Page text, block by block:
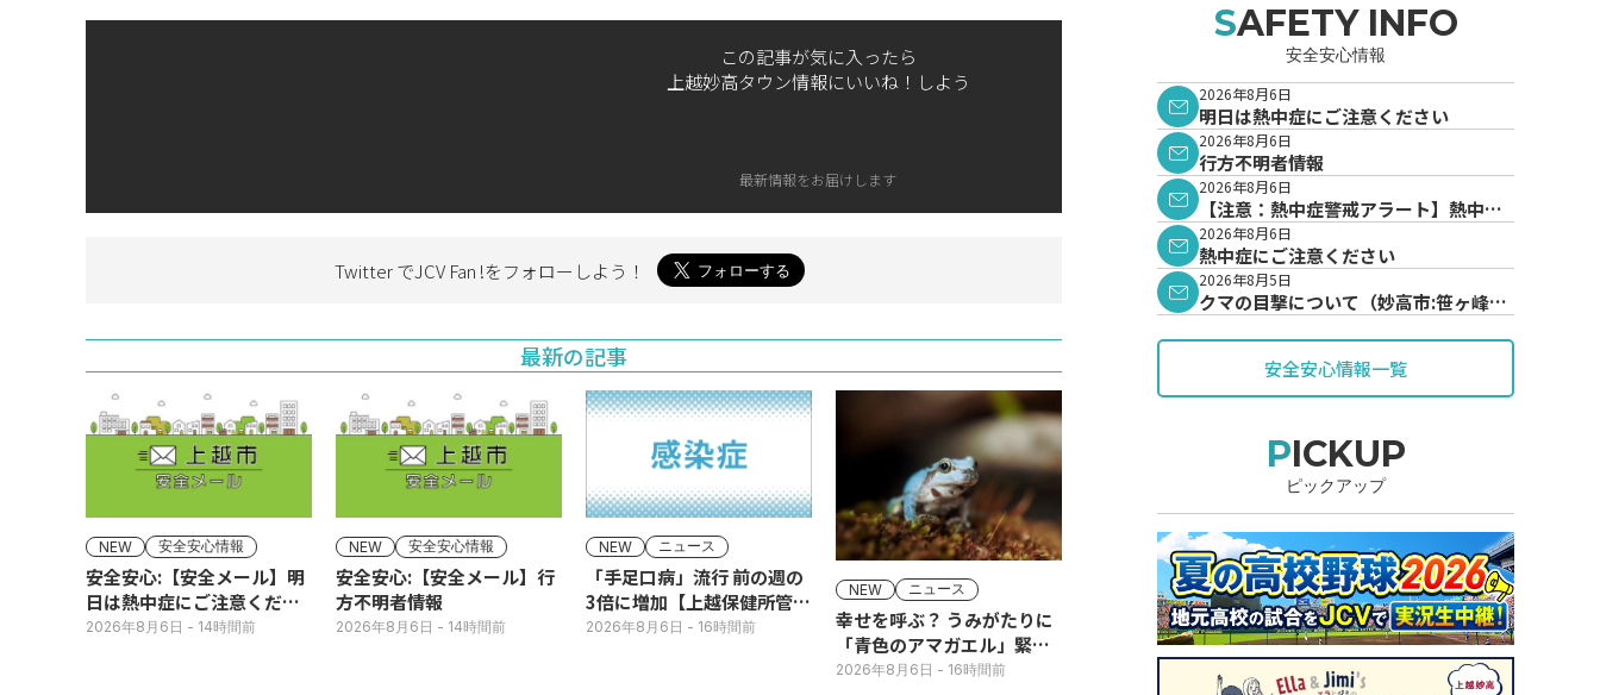
この記事が気に入ったら
上越妙高タウン情報にいいね！しよう
最新情報をお届けします
Twitter でJCV Fan !をフォローしよう！
最新の記事
NEW 安全安心情報
安全安心:【安全メール】明
日は熱中症にご注意くださ
い
2026年8月6日 - 14時間前
NEW 安全安心情報
安全安心:【安全メール】行
方不明者情報
2026年8月6日 - 14時間前
NEW ニュース
「手足口病」流行 前の週の
3倍に増加【上越保健所管
内】
2026年8月6日 - 16時間前
NEW ニュース
幸せを呼ぶ？ うみがたりに
「青色のアマガエル」緊急
展示
2026年8月6日 - 16時間前
SAFETY INFO
安全安心情報
2026年8月6日
明日は熱中症にご注意ください
2026年8月6日
行方不明者情報
2026年8月6日
【注意：熱中症警戒アラート】熱中症
警戒アラートが発表されています。
2026年8月6日
熱中症にご注意ください
2026年8月5日
クマの目撃について（妙高市:笹ヶ峰地
安全安心情報一覧
PICKUP
ピックアップ